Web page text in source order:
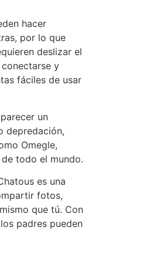
hacer
por lo que
deslizar el
y
fáciles de usar
un
depredación,
Omegle,
todo el mundo.
es una
fotos,
que tú. Con
padres pueden